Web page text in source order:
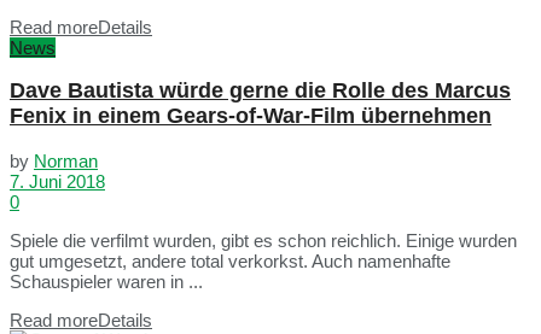
Read moreDetails
News
Dave Bautista würde gerne die Rolle des Marcus
Fenix in einem Gears-of-War-Film übernehmen
by Norman
7. Juni 2018
0
Spiele die verfilmt wurden, gibt es schon reichlich. Einige wurden
gut umgesetzt, andere total verkorkst. Auch namenhafte
Schauspieler waren in ...
Read moreDetails